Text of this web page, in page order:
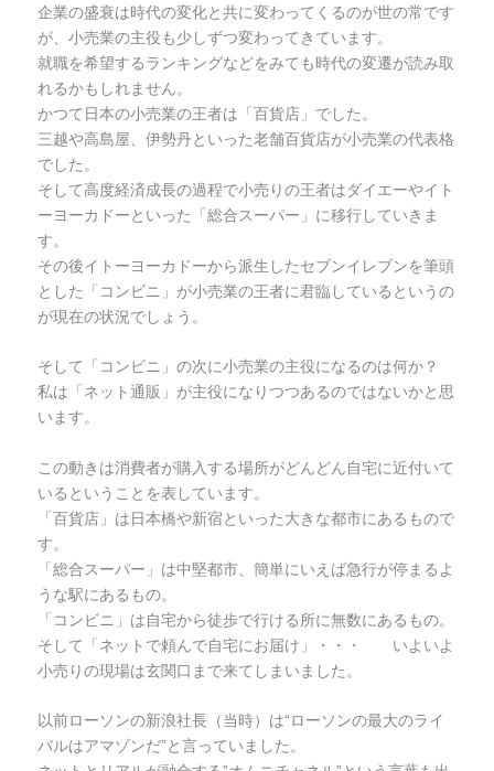
企業の盛衰は時代の変化と共に変わってくるのが世の常です
が、小売業の主役も少しずつ変わってきています。
就職を希望するランキングなどをみても時代の変遷が読み取
れるかもしれません。
かつて日本の小売業の王者は「百貨店」でした。
三越や高島屋、伊勢丹といった老舗百貨店が小売業の代表格
でした。
そして高度経済成長の過程で小売りの王者はダイエーやイト
ーヨーカドーといった「総合スーパー」に移行していきま
す。
その後イトーヨーカドーから派生したセブンイレブンを筆頭
とした「コンビニ」が小売業の王者に君臨しているというの
が現在の状況でしょう。
そして「コンビニ」の次に小売業の主役になるのは何か？
私は「ネット通販」が主役になりつつあるのではないかと思
います。
この動きは消費者が購入する場所がどんどん自宅に近付いて
いるということを表しています。
「百貨店」は日本橋や新宿といった大きな都市にあるもので
す。
「総合スーパー」は中堅都市、簡単にいえば急行が停まるよ
うな駅にあるもの。
「コンビニ」は自宅から徒歩で行ける所に無数にあるもの。
そして「ネットで頼んで自宅にお届け」・・・ いよいよ
小売りの現場は玄関口まで来てしまいました。
以前ローソンの新浪社長（当時）は“ローソンの最大のライ
バルはアマゾンだ”と言っていました。